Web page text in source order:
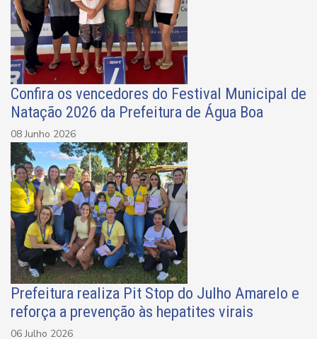
Confira os vencedores do Festival Municipal de
Natação 2026 da Prefeitura de Água Boa
08 Junho 2026
Prefeitura realiza Pit Stop do Julho Amarelo e
reforça a prevenção às hepatites virais
06 Julho 2026